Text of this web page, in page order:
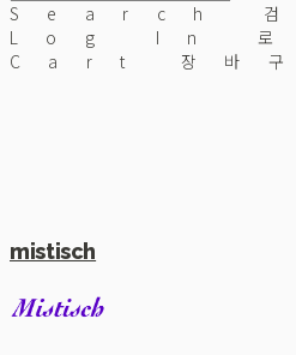
Search
Log In
Cart
장바
mistisch